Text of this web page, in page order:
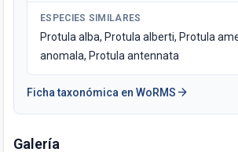
ESPECIES SIMILARES
Protula alba, Protula alberti, Protula
anomala, Protula antennata
Ficha taxonómica en WoRMS arrow_forward
Galería